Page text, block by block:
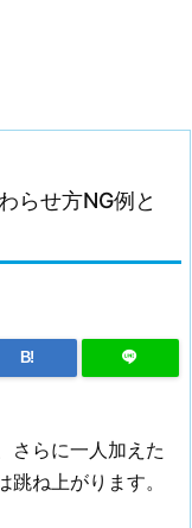
らせ方NG例と
B!
さらに一人加えた
跳ね上がります。